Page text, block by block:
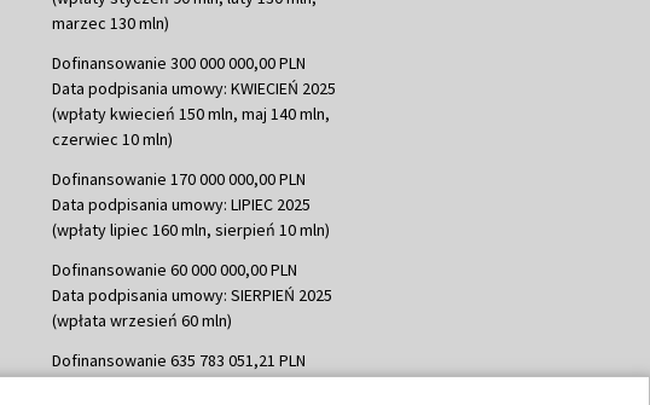
marzec 130 mln)
Dofinansowanie 300 000 000,00 PLN
Data podpisania umowy: KWIECIEŃ 2025
(wpłaty kwiecień 150 mln, maj 140 mln,
czerwiec 10 mln)
Dofinansowanie 170 000 000,00 PLN
Data podpisania umowy: LIPIEC 2025
(wpłaty lipiec 160 mln, sierpień 10 mln)
Dofinansowanie 60 000 000,00 PLN
Data podpisania umowy: SIERPIEŃ 2025
(wpłata wrzesień 60 mln)
Dofinansowanie 635 783 051,21 PLN